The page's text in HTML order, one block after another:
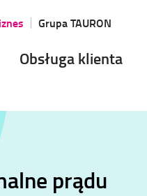
Grupa TAURON
Obsługa klienta
prądu